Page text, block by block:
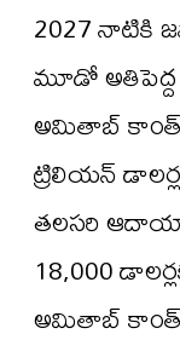
2027 నాటికి
మూడో అతిపెద్ద
అమితాబ్ కాంత్
ట్రిలియన్
తలసరి
18,000
అమితాబ్ కాంత్